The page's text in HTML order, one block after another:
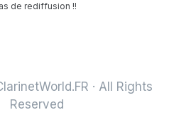
de rediffusion !!
· All Rights
Reserved